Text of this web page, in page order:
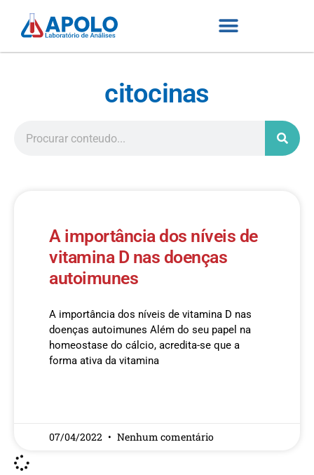
citocinas
A importância dos níveis de
vitamina D nas doenças
autoimunes
A importância dos níveis de vitamina D nas
doenças autoimunes Além do seu papel na
homeostase do cálcio, acredita-se que a
forma ativa da vitamina
07/04/2022 Nenhum comentário